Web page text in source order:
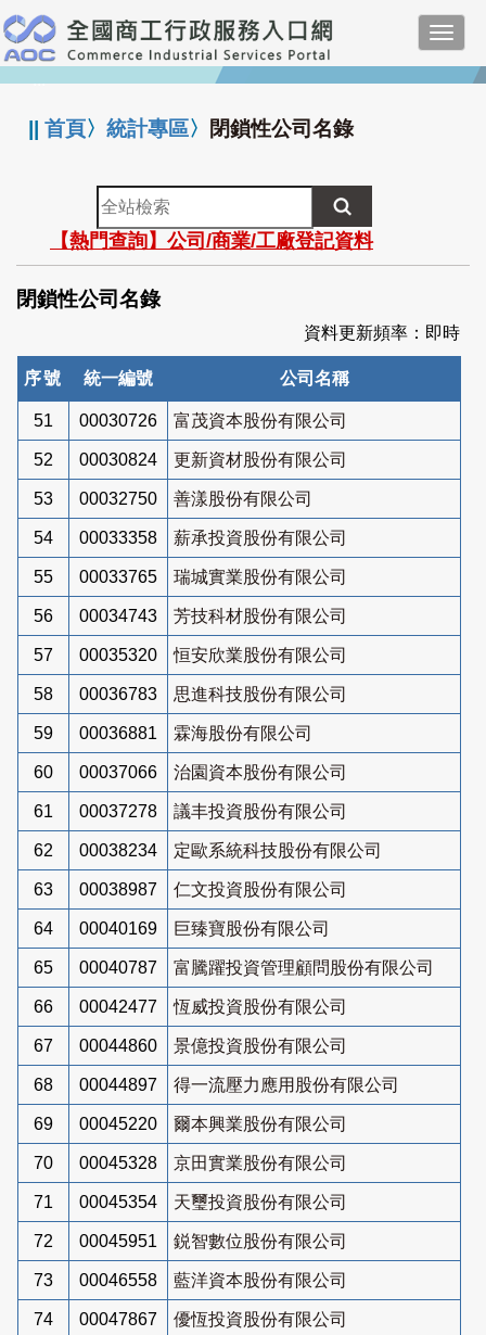
跳
到
主
要
:::
||首頁〉統計專區〉 閉鎖性公司名錄
全
站
檢
索
【熱門查詢】公司/商業/工廠登記資料
閉鎖性公司名錄
資料更新頻率：即時
序號 統一編號 公司名稱
51 00030726 富茂資本股份有限公司
52 00030824 更新資材股份有限公司
53 00032750 善漾股份有限公司
54 00033358 薪承投資股份有限公司
55 00033765 瑞城實業股份有限公司
56 00034743 芳技科材股份有限公司
57 00035320 恒安欣業股份有限公司
58 00036783 思進科技股份有限公司
59 00036881 霖海股份有限公司
60 00037066 治園資本股份有限公司
61 00037278 議丰投資股份有限公司
62 00038234 定歐系統科技股份有限公司
63 00038987 仁文投資股份有限公司
64 00040169 巨臻寶股份有限公司
65 00040787 富騰躍投資管理顧問股份有限公司
66 00042477 恆威投資股份有限公司
67 00044860 景億投資股份有限公司
68 00044897 得一流壓力應用股份有限公司
69 00045220 爾本興業股份有限公司
70 00045328 京田實業股份有限公司
71 00045354 天璽投資股份有限公司
72 00045951 鋭智數位股份有限公司
73 00046558 藍洋資本股份有限公司
74 00047867 優恆投資股份有限公司